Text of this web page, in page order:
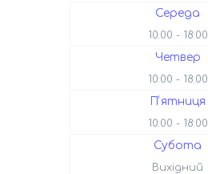
Середа
10:00 18:00
Четвер
10:00 18:00
Пʼятниця
10:00 18:00
Субота
Вихідний